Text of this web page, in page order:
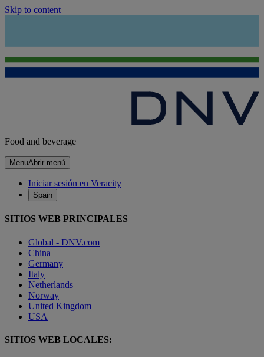
Skip to content
Food and beverage
MenuAbrir menú
Iniciar sesión en Veracity
Spain
SITIOS WEB PRINCIPALES
Global - DNV.com
China
Germany
Italy
Netherlands
Norway
United Kingdom
USA
SITIOS WEB LOCALES: